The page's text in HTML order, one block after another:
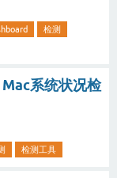
检测
系统状况检
检测工具